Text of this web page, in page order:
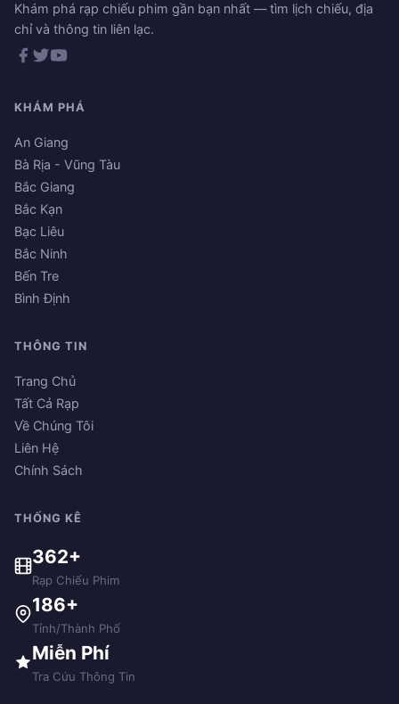
Khám phá rạp chiếu phim gần bạn nhất — tìm lịch chiếu, địa
chỉ và thông tin liên lạc.
KHÁM PHÁ
An Giang
Bà Rịa - Vũng Tàu
Bắc Giang
Bắc Kạn
Bạc Liêu
Bắc Ninh
Bến Tre
Bình Định
THÔNG TIN
Trang Chủ
Tất Cả Rạp
Về Chúng Tôi
Liên Hệ
Chính Sách
THỐNG KÊ
362+
Rạp Chiếu Phim
186+
Tỉnh/Thành Phố
Miễn Phí
Tra Cứu Thông Tin